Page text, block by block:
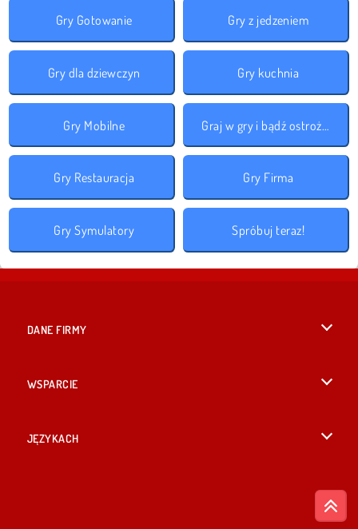
Gry Gotowanie Gry z jedzeniem
Gry dla dziewczyn Gry kuchnia
Gry Mobilne Graj w gry i bądź ostrożny!
Gry Restauracja Gry Firma
Gry Symulatory Spróbuj teraz!
DANE FIRMY
WSPARCIE
JĘZYKACH